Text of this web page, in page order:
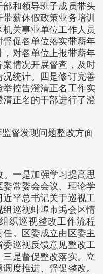
和领导班子成员带头
薪休假政策业务培训
关事业单位工作人员
促各单位落实带薪年
对各单位上报带薪年
情况开展督查，及时
统计。四是修订完善
举控告澄清正名工作实
正名的干部进行了澄
监督发现问题整改方面
。一是加强学习提高思
常委会会议、理论学
平总书记关于巡视工
巡视蚌埠市禹会区情
织巡视整改工作流程
。区委成立由区委主
巡视反馈意见整改工
是督促整改落实。立
度推进、督促整改。